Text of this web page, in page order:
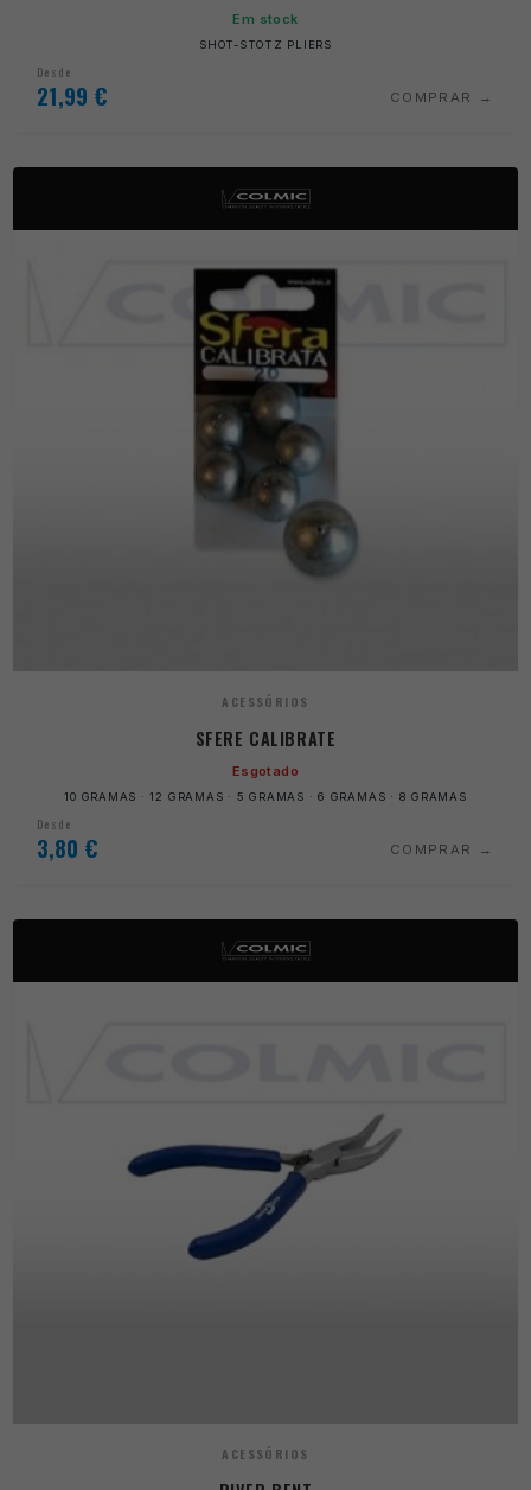
Em stock
SHOT-STOTZ PLIERS
Desde
21,99 € COMPRAR
ACESSÓRIOS
SFERE CALIBRATE
Esgotado
10 GRAMAS · 12 GRAMAS · 5 GRAMAS · 6 GRAMAS · 8 GRAMAS
Desde
3,80 € COMPRAR
ACESSÓRIOS